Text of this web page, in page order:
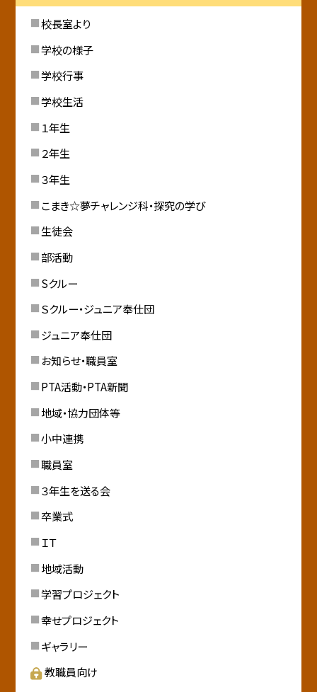
校長室より
学校の様子
学校行事
学校生活
１年生
２年生
３年生
こまき☆夢チャレンジ科・探究の学び
生徒会
部活動
Sクルー
Ｓクルー・ジュニア奉仕団
ジュニア奉仕団
お知らせ・職員室
PTA活動・PTA新聞
地域・協力団体等
小中連携
職員室
３年生を送る会
卒業式
ＩＴ
地域活動
学習プロジェクト
幸せプロジェクト
ギャラリー
教職員向け